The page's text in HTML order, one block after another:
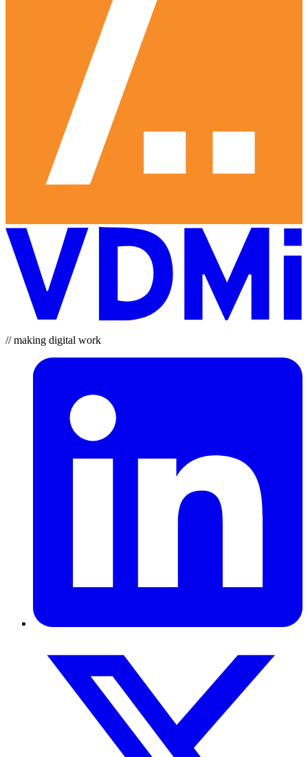
// making digital work